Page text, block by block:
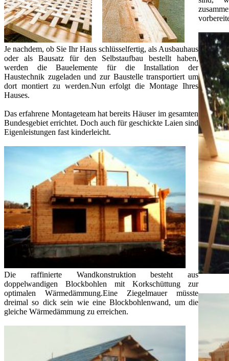
Je nachdem, ob Sie Ihr Haus schlüsselfertig, als Ausbauhaus
oder als Bausatz für den Selbstaufbau bestellt haben,
werden die Bauelemente für die Installation der
Haustechnik zugeladen und zur Baustelle transportiert um
dort montiert zu werden.Nun erfolgt die Montage Ihres
Hauses.
Das erfahrene Montageteam hat bereits Häuser im gesamten
Bundesgebiet errichtet. Doch auch für geschickte Laien sind
Eigenleistungen fast kinderleicht.
Die raffinierte Wandkonstruktion besteht aus
doppelwandigen Blockbohlen mit Korkschüttung zur
optimalen Wärmedämmung.Eine Ziegelmauer müsste
dreimal so dick sein wie eine Blockbohlenwand, um die
gleiche Wärmedämmung zu erreichen.